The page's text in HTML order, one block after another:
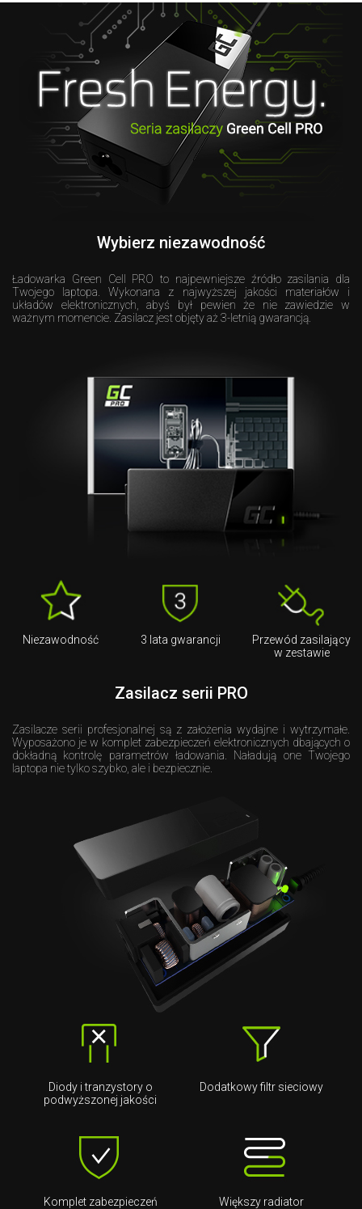
Wybierz niezawodność
Ładowarka Green Cell PRO to najpewniejsze źródło zasilania dla
Twojego laptopa. Wykonana z najwyższej jakości materiałów i
układów elektronicznych, abyś był pewien że nie zawiedzie w
ważnym momencie. Zasilacz jest objęty aż 3-letnią gwarancją.
Niezawodność 3 lata gwarancji
Przewód zasilający
w zestawie
Zasilacz serii PRO
Zasilacze serii profesjonalnej są z założenia wydajne i wytrzymałe.
Wyposażono je w komplet zabezpieczeń elektronicznych dbających o
dokładną kontrolę parametrów ładowania. Naładują one Twojego
laptopa nie tylko szybko, ale i bezpiecznie.
Diody i tranzystory o
podwyższonej jakości
Dodatkowy filtr sieciowy
Komplet zabezpieczeń Większy radiator